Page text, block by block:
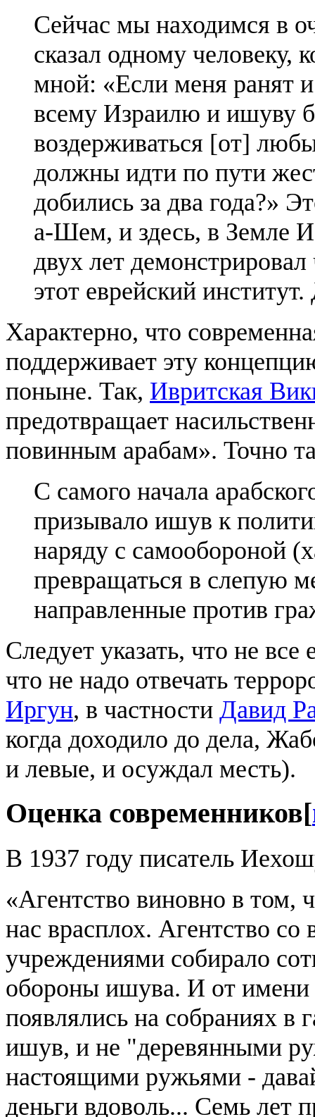
Сейчас мы находимся в
сказал одному человеку,
мной: «Если меня ранят
всему Израилю и ишуву
воздерживаться [от]
должны идти по пути
добились за два года?»
а-Шем, и здесь, в Земле
двух лет
этот еврейский
Характерно, что
поддерживает эту
поныне. Так, Ивритская
предотвращает
повинным арабам». Точно
С самого начала
призывало ишув к
наряду с самообороной
превращаться в слепую
направленные против
Следует указать, что не
что не надо отвечать
Иргун, в частности Давид
когда доходило до дела,
и левые, и осуждал месть).
Оценка современников [
В 1937 году писатель
«Агентство виновно в том,
нас врасплох. Агентство
учреждениями собирало
обороны ишува. И от
появлялись на собраниях
ишув, и не "деревянными
настоящими ружьями -
деньги вдоволь... Семь лет